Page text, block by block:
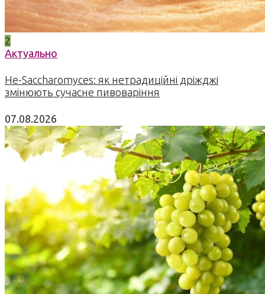
2
Актуально
Не-Saccharomyces: як нетрадиційні дріжджі
змінюють сучасне пивоваріння
07.08.2026